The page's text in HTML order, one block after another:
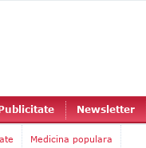
Newsletter
Medicina populara